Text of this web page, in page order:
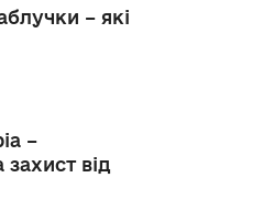
– які
–
захист від